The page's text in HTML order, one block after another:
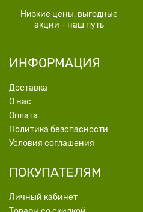
Низкие цены, выгодные
акции - наш путь
ИНФОРМАЦИЯ
Доставка
О нас
Оплата
Политика безопасности
Условия соглашения
ПОКУПАТЕЛЯМ
Личный кабинет